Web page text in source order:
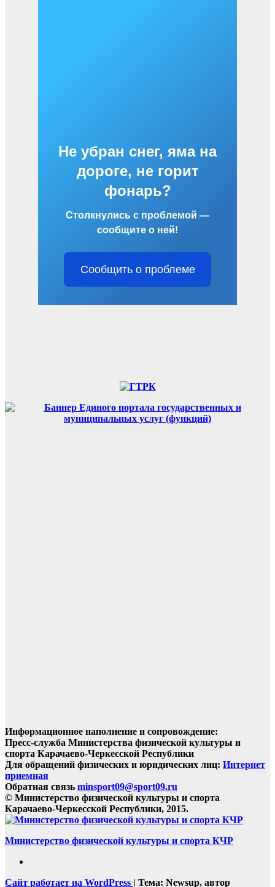
Не убран снег, яма на
дороге, не горит
фонарь?
Столкнулись с проблемой —
сообщите о ней!
Сообщить о проблеме
Информационное наполнение и сопровождение:
Пресс-служба Министерства физической культуры и
спорта Карачаево-Черкесской Республики
Для обращений физических и юридических лиц: Интернет
приемная
Обратная связь minsport09@sport09.ru
© Министерство физической культуры и спорта
Карачаево-Черкесской Республики, 2015.
Министерство физической культуры и спорта КЧР
Сайт работает на WordPress | Тема: Newsup, автор